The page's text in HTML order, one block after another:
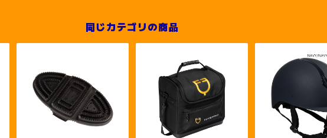
同じカテゴリの商品